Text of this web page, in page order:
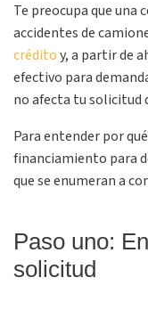
Te preocupa que
accidentes de
créditoy, a partir de
efectivo para
no afecta tu solicitud
Para entender por
financiamiento para
que se enumeran a
Paso uno:
solicitud